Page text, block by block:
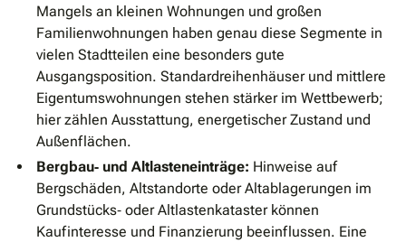
Mangels an kleinen Wohnungen und großen
Familienwohnungen haben genau diese Segmente in
vielen Stadtteilen eine besonders gute
Ausgangsposition. Standardreihenhäuser und mittlere
Eigentumswohnungen stehen stärker im Wettbewerb;
hier zählen Ausstattung, energetischer Zustand und
Außenflächen.
Bergbau‐ und Altlasteneinträge: Hinweise auf
Bergschäden, Altstandorte oder Altablagerungen im
Grundstücks‐ oder Altlastenkataster können
Kaufinteresse und Finanzierung beeinflussen. Eine